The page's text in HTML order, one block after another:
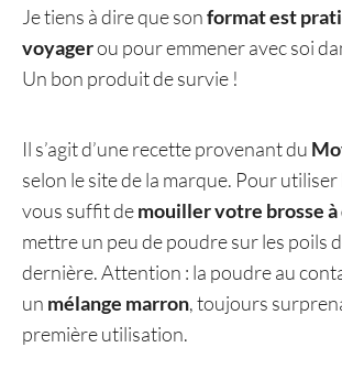
Je tiens à dire que sonformat est
voyagerou pour emmener avec soi
Un bon produit de survie !
Il s’agit d’une recette provenant du
selon le site de la marque. Pour
vous suffit demouiller votre brosse
mettre un peu de poudre sur les poils
dernière. Attention : la poudre au
un mélange marron, toujours
première utilisation.